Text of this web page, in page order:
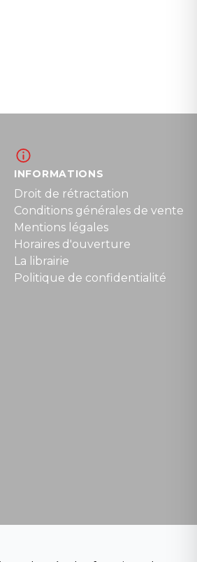
INFORMATIONS
Droit de rétractation
Conditions générales de vente
Mentions légales
Horaires d'ouverture
La librairie
Politique de confidentialité